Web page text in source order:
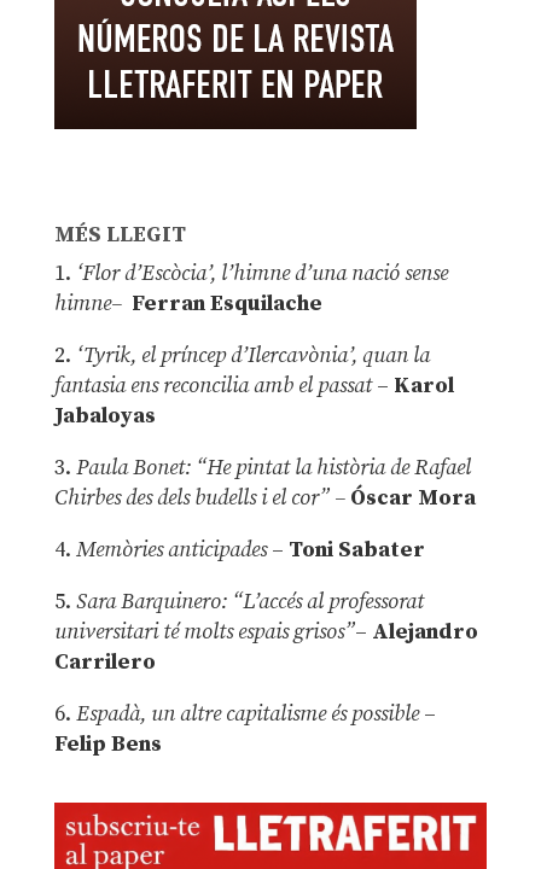
MÉS LLEGIT
1. ‘Flor d’Escòcia’, l’himne d’una nació sense
himne– Ferran Esquilache
2. ‘Tyrik, el príncep d’Ilercavònia’, quan la
fantasia ens reconcilia amb el passat– Karol
Jabaloyas
3. Paula Bonet: “He pintat la història de Rafael
Chirbes des dels budells i el cor” –Óscar Mora
4. Memòries anticipades– Toni Sabater
5. Sara Barquinero: “L’accés al professorat
universitari té molts espais grisos”– Alejandro
Carrilero
6. Espadà, un altre capitalisme és possible –
Felip Bens